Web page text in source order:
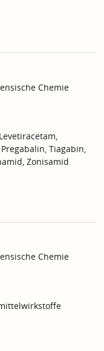
Chemie
Tiagabin,
Zonisamid
Chemie